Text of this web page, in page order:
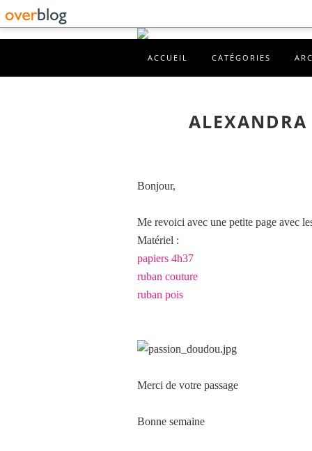
ACCUEIL CATÉGORIES
Bonjour,
Me revoici avec une petite page avec
Matériel :
papiers 4h37
ruban couture
ruban pois
Merci de votre passage
Bonne semaine